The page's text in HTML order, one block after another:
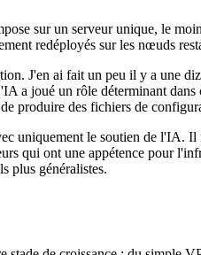
sur un serveur unique, le
redéployés sur les nœuds
J'en ai fait un peu il y a une
a joué un rôle déterminant
produire des fichiers de
uniquement le soutien de
qui ont une appétence pour
plus généralistes.